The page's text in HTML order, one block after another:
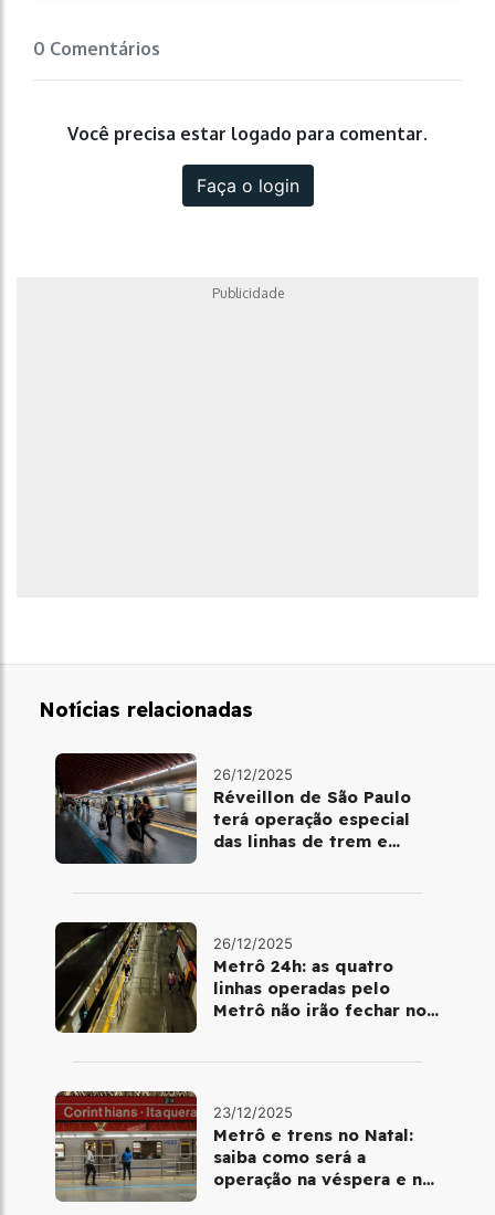
0 Comentários
Você precisa estar logado para comentar.
Faça o login
Publicidade
Notícias relacionadas
26/12/2025
Réveillon de São Paulo
terá operação especial
das linhas de trem e
26/12/2025
Metrô 24h: as quatro
linhas operadas pelo
Metrô não irão fechar no
23/12/2025
Metrô e trens no Natal:
saiba como será a
operação na véspera e no